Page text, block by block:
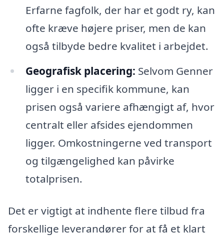
Erfarne fagfolk, der har et godt ry, kan
ofte kræve højere priser, men de kan
også tilbyde bedre kvalitet i arbejdet.
Geografisk placering: Selvom Genner
ligger i en specifik kommune, kan
prisen også variere afhængigt af, hvor
centralt eller afsides ejendommen
ligger. Omkostningerne ved transport
og tilgængelighed kan påvirke
totalprisen.
Det er vigtigt at indhente flere tilbud fra
forskellige leverandører for at få et klart